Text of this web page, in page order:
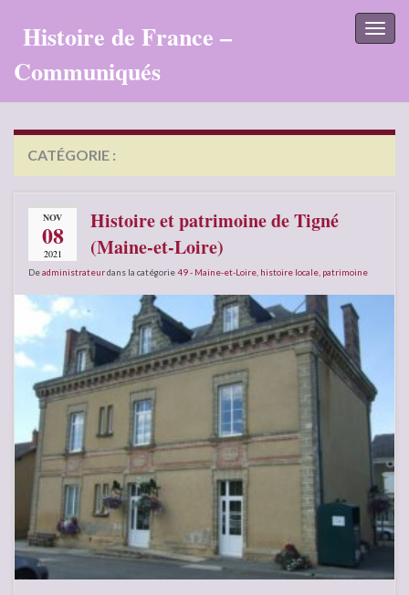
Histoire de France –
Communiqués
CATÉGORIE :
NOV
08
2021
Histoire et patrimoine de Tigné
(Maine-et-Loire)
Deadministrateurdans la catégorie49 - Maine-et-Loire histoire locale patrimoine